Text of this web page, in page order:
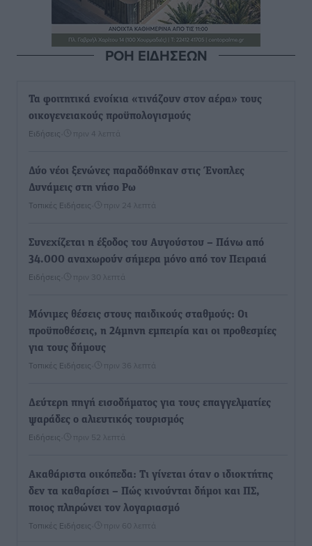
ΡΟΗ ΕΙΔΗΣΕΩΝ
Τα φοιτητικά ενοίκια «τινάζουν στον αέρα» τους
οικογενειακούς προϋπολογισμούς
Ειδήσεις πριν 4 λεπτά
Δύο νέοι ξενώνες παραδόθηκαν στις Ένοπλες
Δυνάμεις στη νήσο Ρω
Τοπικές Ειδήσεις πριν 24 λεπτά
Συνεχίζεται η έξοδος του Αυγούστου – Πάνω από
34.000 αναχωρούν σήμερα μόνο από τον Πειραιά
Ειδήσεις πριν 30 λεπτά
Μόνιμες θέσεις στους παιδικούς σταθμούς: Οι
προϋποθέσεις, η 24μηνη εμπειρία και οι προθεσμίες
για τους δήμους
Τοπικές Ειδήσεις πριν 36 λεπτά
Δεύτερη πηγή εισοδήματος για τους επαγγελματίες
ψαράδες ο αλιευτικός τουρισμός
Ειδήσεις πριν 52 λεπτά
Ακαθάριστα οικόπεδα: Τι γίνεται όταν ο ιδιοκτήτης
δεν τα καθαρίσει – Πώς κινούνται δήμοι και ΠΣ,
ποιος πληρώνει τον λογαριασμό
Τοπικές Ειδήσεις πριν 60 λεπτά